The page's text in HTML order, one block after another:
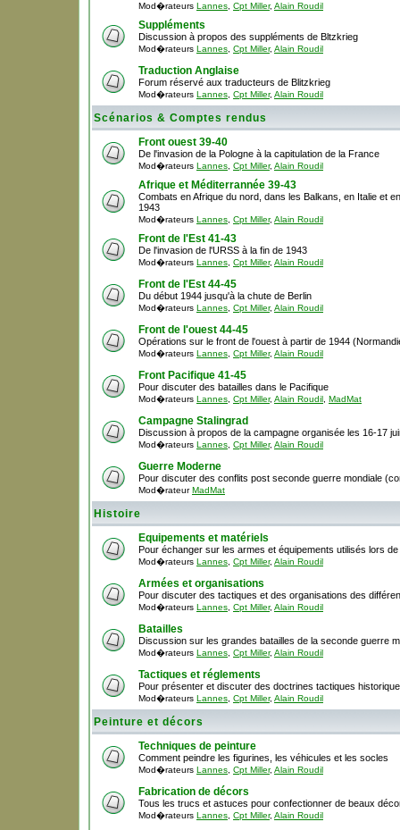
Mod�rateurs Lannes Cpt Miller, Alain Roudil
Suppléments
Discussion à propos des suppléments de Bltzkrieg
Mod�rateurs Lannes Cpt Miller, Alain Roudil
Traduction Anglaise
Forum réservé aux traducteurs de Blitzkrieg
Mod�rateurs Lannes Cpt Miller, Alain Roudil
Scénarios & Comptes rendus
Front ouest 39-40
De l'invasion de la Pologne à la capitulation de la France
Mod�rateurs Lannes Cpt Miller, Alain Roudil
Afrique et Méditerrannée 39-43
Combats en Afrique du nord, dans les Balkans, en Italie et
1943
Mod�rateurs Lannes Cpt Miller, Alain Roudil
Front de l'Est 41-43
De l'invasion de l'URSS à la fin de 1943
Mod�rateurs Lannes Cpt Miller, Alain Roudil
Front de l'Est 44-45
Du début 1944 jusqu'à la chute de Berlin
Mod�rateurs Lannes Cpt Miller, Alain Roudil
Front de l'ouest 44-45
Opérations sur le front de l'ouest à partir de 1944
Mod�rateurs Lannes Cpt Miller, Alain Roudil
Front Pacifique 41-45
Pour discuter des batailles dans le Pacifique
Mod�rateurs Lannes Cpt Miller, Alain Roudil MadMat
Campagne Stalingrad
Discussion à propos de la campagne organisée les 16-17
Mod�rateurs Lannes Cpt Miller, Alain Roudil
Guerre Moderne
Pour discuter des conflits post seconde guerre mondiale
Mod�rateurMadMat
Histoire
Equipements et matériels
Pour échanger sur les armes et équipements utilisés lors
Mod�rateurs Lannes Cpt Miller, Alain Roudil
Armées et organisations
Pour discuter des tactiques et des organisations des
Mod�rateurs Lannes Cpt Miller, Alain Roudil
Batailles
Discussion sur les grandes batailles de la seconde guerre
Mod�rateurs Lannes Cpt Miller, Alain Roudil
Tactiques et réglements
Pour présenter et discuter des doctrines tactiques
Mod�rateurs Lannes Cpt Miller, Alain Roudil
Peinture et décors
Techniques de peinture
Comment peindre les figurines, les véhicules et les socles
Mod�rateurs Lannes Cpt Miller, Alain Roudil
Fabrication de décors
Tous les trucs et astuces pour confectionner de beaux
Mod�rateurs Lannes Cpt Miller, Alain Roudil